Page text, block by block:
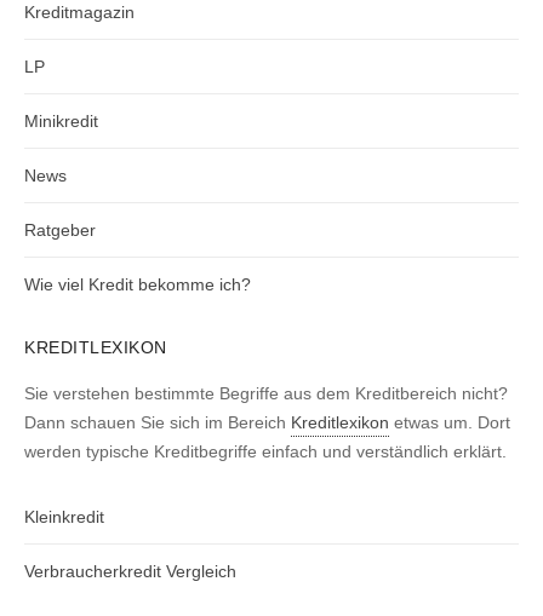
Kreditmagazin
LP
Minikredit
News
Ratgeber
Wie viel Kredit bekomme ich?
KREDITLEXIKON
Sie verstehen bestimmte Begriffe aus dem Kreditbereich nicht?
Dann schauen Sie sich im Bereich Kreditlexikon etwas um. Dort
werden typische Kreditbegriffe einfach und verständlich erklärt.
Kleinkredit
Verbraucherkredit Vergleich